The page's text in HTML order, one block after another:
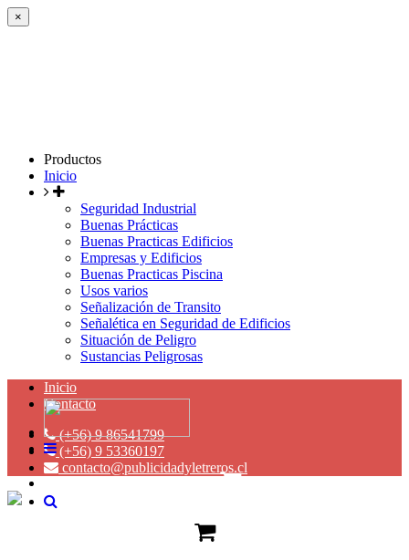
×
Productos
Inicio
Seguridad Industrial
Buenas Prácticas
Buenas Practicas Edificios
Empresas y Edificios
Buenas Practicas Piscina
Usos varios
Señalización de Transito
Señalética en Seguridad de Edificios
Situación de Peligro
Sustancias Peligrosas
Inicio
Contacto
(+56) 9 86541799
(+56) 9 53360197
contacto@publicidadyletreros.cl